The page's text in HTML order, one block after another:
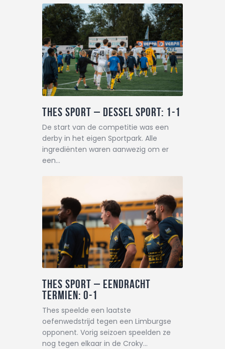
THES Sport – Dessel Sport: 1-1
De start van de competitie was een
derby in het eigen Sportpark. Alle
ingrediënten waren aanwezig om er
een…
THES Sport – Eendracht
Termien: 0-1
Thes speelde een laatste
oefenwedstrijd tegen een Limburgse
opponent. Vorig seizoen speelden ze
nog tegen elkaar in de Croky…